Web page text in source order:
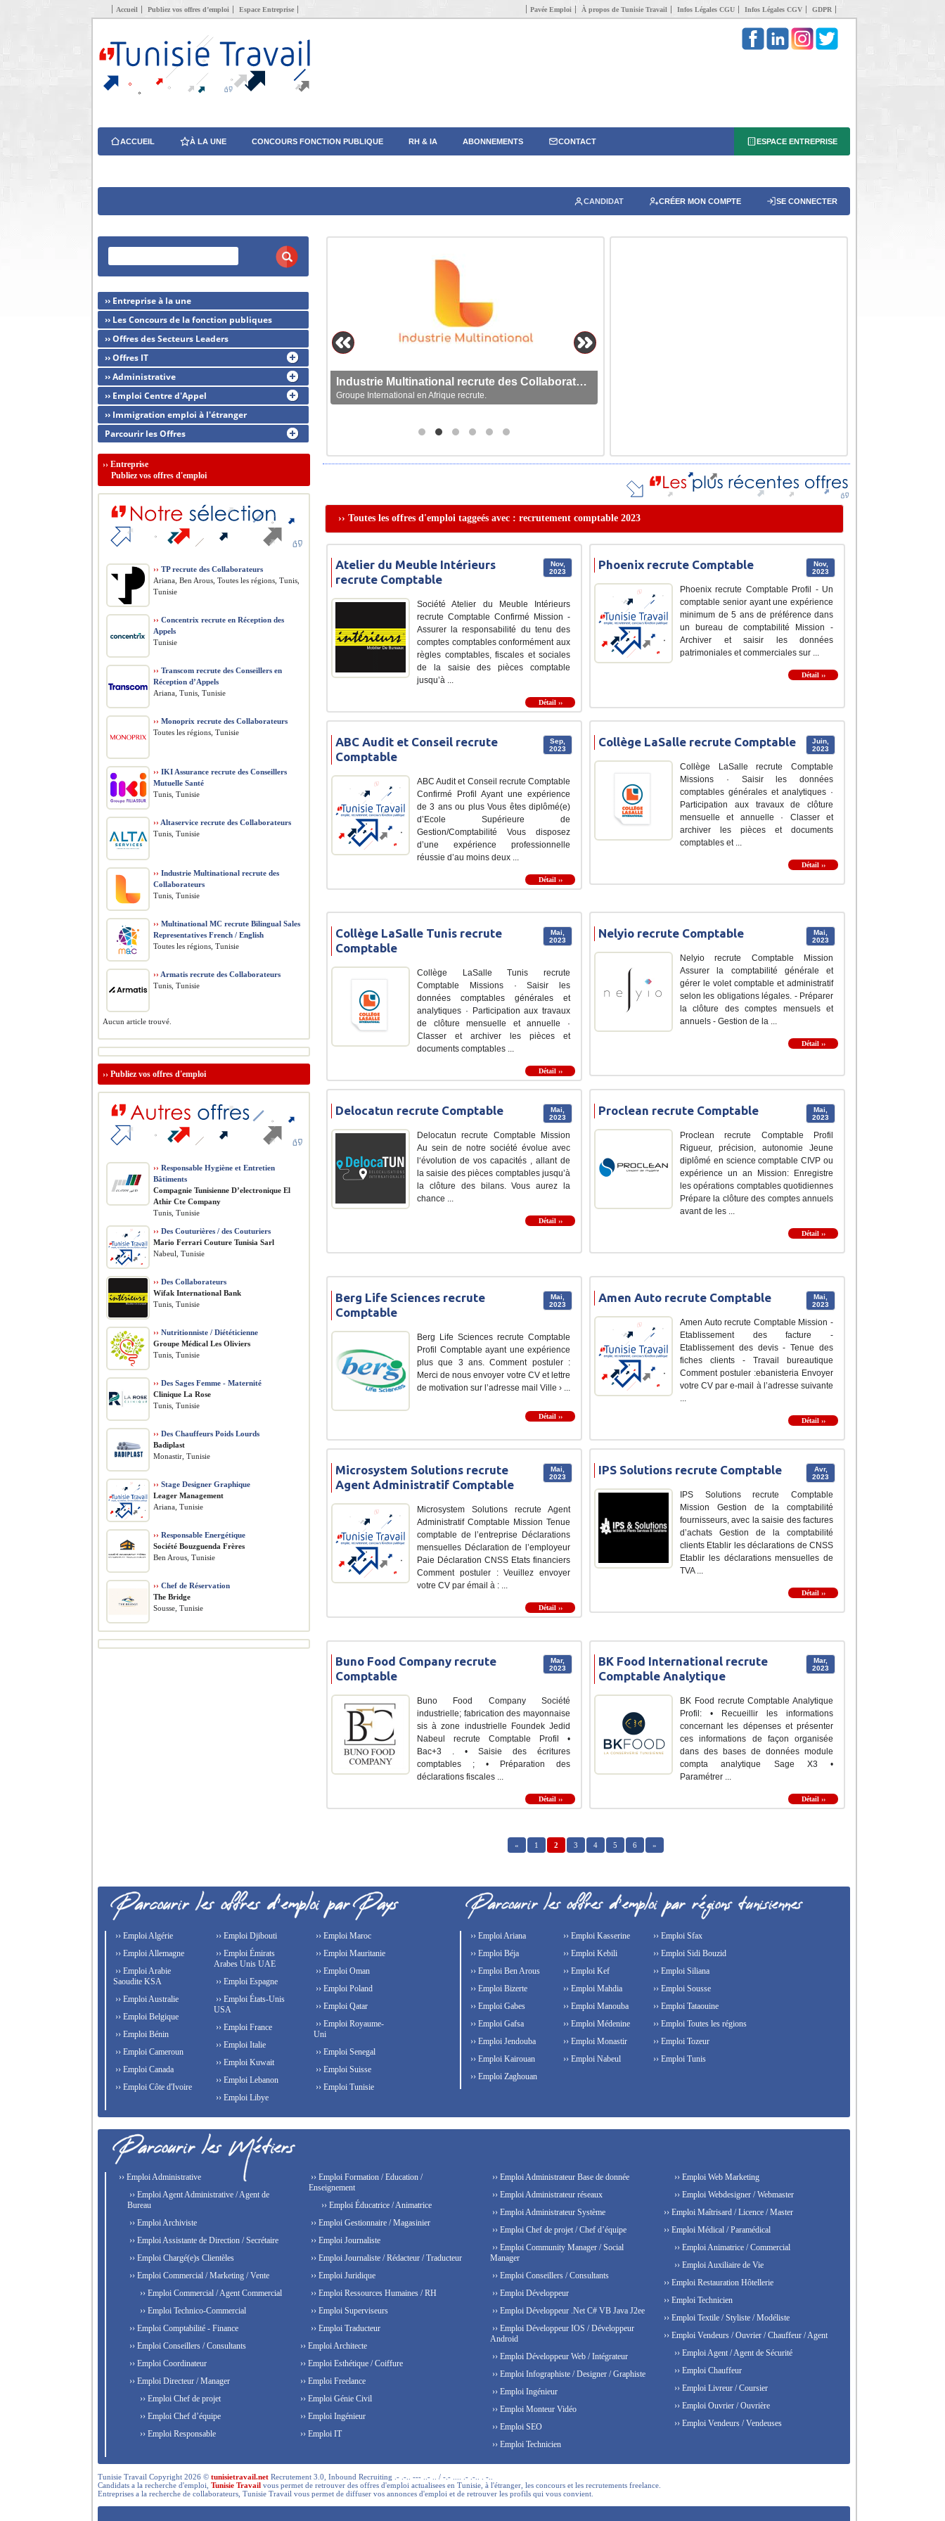
Accueil Publiez vos offres d’emploi Espace Entreprise Pavée Emploi À propos de Tunisie Travail Infos Légales CGU Infos Légales CGV GDPR
ACCUEIL À LA UNE CONCOURS FONCTION PUBLIQUE RH & IA ABONNEMENTS CONTACT ESPACE ENTREPRISE
CANDIDAT CRÉER MON COMPTE SE CONNECTER
Industrie Multinational recrute des Collaborateurs
Groupe International en Afrique recrute.
›› Toutes les offres d'emploi taggeés avec : recrutement comptable 2023
Nov,
2023
Atelier du Meuble Intérieurs
recrute Comptable
Société Atelier du Meuble Intérieurs
recrute Comptable Confirmé Mission -
Assurer la responsabilité du tenu des
comptes comptables conformément aux
règles comptables, fiscales et sociales
de la saisie des pièces comptable
jusqu’à ...
Détail ››
Nov,
2023
Phoenix recrute Comptable
Phoenix recrute Comptable Profil - Un
comptable senior ayant une expérience
minimum de 5 ans de préférence dans
un bureau de comptabilité Mission -
Archiver et saisir les données
patrimoniales et commerciales sur ...
Détail ››
Sep,
2023
ABC Audit et Conseil recrute
Comptable
ABC Audit et Conseil recrute Comptable
Confirmé Profil Ayant une expérience
de 3 ans ou plus Vous êtes diplômé(e)
d’Ecole Supérieure de
Gestion/Comptabilité Vous disposez
d’une expérience professionnelle
réussie d’au moins deux ...
Détail ››
Juin,
2023
Collège LaSalle recrute Comptable
Collège LaSalle recrute Comptable
Missions · Saisir les données
comptables générales et analytiques ·
Participation aux travaux de clôture
mensuelle et annuelle · Classer et
archiver les pièces et documents
comptables et ...
Détail ››
Mai,
2023
Collège LaSalle Tunis recrute
Comptable
Collège LaSalle Tunis recrute
Comptable Missions · Saisir les
données comptables générales et
analytiques · Participation aux travaux
de clôture mensuelle et annuelle ·
Classer et archiver les pièces et
documents comptables ...
Détail ››
Mai,
2023
Nelyio recrute Comptable
Nelyio recrute Comptable Mission
Assurer la comptabilité générale et
gérer le volet comptable et administratif
selon les obligations légales. - Préparer
la clôture des comptes mensuels et
annuels - Gestion de la ...
Détail ››
Mai,
2023
Delocatun recrute Comptable
Delocatun recrute Comptable Mission
Au sein de notre société évolue avec
l‘évolution de vos capacités , allant de
la saisie des pièces comptables jusqu’à
la clôture des bilans. Vous aurez la
chance ...
Détail ››
Mai,
2023
Proclean recrute Comptable
Proclean recrute Comptable Profil
Rigueur, précision, autonomie Jeune
diplômé en science comptable CIVP ou
expérience un an Mission: Enregistre
les opérations comptables quotidiennes
Prépare la clôture des comptes annuels
avant de les ...
Détail ››
Mai,
2023
Berg Life Sciences recrute
Comptable
Berg Life Sciences recrute Comptable
Profil Comptable ayant une expérience
plus que 3 ans. Comment postuler :
Merci de nous envoyer votre CV et lettre
de motivation sur l’adresse mail Ville › ...
Détail ››
Mai,
2023
Amen Auto recrute Comptable
Amen Auto recrute Comptable Mission -
Etablissement des facture -
Etablissement des devis - Tenue des
fiches clients - Travail bureautique
Comment postuler :ebanisteria Envoyer
votre CV par e-mail à l’adresse suivante
Détail ››
Mai,
2023
Microsystem Solutions recrute
Agent Administratif Comptable
Microsystem Solutions recrute Agent
Administratif Comptable Mission Tenue
comptable de l’entreprise Déclarations
mensuelles Déclaration de l’employeur
Paie Déclaration CNSS Etats financiers
Comment postuler : Veuillez envoyer
votre CV par émail à : ...
Détail ››
Avr,
2023
IPS Solutions recrute Comptable
IPS Solutions recrute Comptable
Mission Gestion de la comptabilité
fournisseurs, avec la saisie des factures
d’achats Gestion de la comptabilité
clients Etablir les déclarations de CNSS
Etablir les déclarations mensuelles de
TVA ...
Détail ››
Mar,
2023
Buno Food Company recrute
Comptable
Buno Food Company Société
industrielle; fabrication des mayonnaise
sis à zone industrielle Foundek Jedid
Nabeul recrute Comptable Profil •
Bac+3 . • Saisie des écritures
comptables ; • Préparation des
déclarations fiscales ...
Détail ››
Mar,
2023
BK Food International recrute
Comptable Analytique
BK Food recrute Comptable Analytique
Profil: • Recueillir les informations
concernant les dépenses et présenter
ces informations de façon organisée
dans des bases de données module
compta analytique Sage X3 •
Paramétrer ...
Détail ››
« 1 2 3 4 5 6 »
›› Entreprise à la une
›› Les Concours de la fonction publiques
›› Offres des Secteurs Leaders
›› Offres IT
›› Administrative
›› Emploi Centre d'Appel
›› Immigration emploi à l'étranger
Parcourir les Offres
›› Entreprise
Publiez vos offres d'emploi
›› TP recrute des Collaborateurs
Ariana, Ben Arous, Toutes les régions, Tunis,
Tunisie
›› Concentrix recrute en Réception des
Appels
Tunisie
›› Transcom recrute des Conseillers en
Réception d’Appels
Ariana, Tunis, Tunisie
›› Monoprix recrute des Collaborateurs
Toutes les régions, Tunisie
›› IKI Assurance recrute des Conseillers
Mutuelle Santé
Tunis, Tunisie
›› Altaservice recrute des Collaborateurs
Tunis, Tunisie
›› Industrie Multinational recrute des
Collaborateurs
Tunis, Tunisie
›› Multinational MC recrute Bilingual Sales
Representatives French / English
Toutes les régions, Tunisie
›› Armatis recrute des Collaborateurs
Tunis, Tunisie
Aucun article trouvé.
›› Publiez vos offres d'emploi
›› Responsable Hygiène et Entretien
Bâtiments
Compagnie Tunisienne D’electronique El
Athir Cte Company
Tunis, Tunisie
›› Des Couturières / des Couturiers
Mario Ferrari Couture Tunisia Sarl
Nabeul, Tunisie
›› Des Collaborateurs
Wifak International Bank
Tunis, Tunisie
›› Nutritionniste / Diététicienne
Groupe Médical Les Oliviers
Tunis, Tunisie
›› Des Sages Femme - Maternité
Clinique La Rose
Tunis, Tunisie
›› Des Chauffeurs Poids Lourds
Badiplast
Monastir, Tunisie
›› Stage Designer Graphique
Leager Management
Ariana, Tunisie
›› Responsable Energétique
Société Bouzguenda Frères
Ben Arous, Tunisie
›› Chef de Réservation
The Bridge
Sousse, Tunisie
›› Emploi Algérie
›› Emploi Allemagne
›› Emploi Arabie
Saoudite KSA
›› Emploi Australie
›› Emploi Belgique
›› Emploi Bénin
›› Emploi Cameroun
›› Emploi Canada
›› Emploi Côte d'Ivoire
›› Emploi Djibouti
›› Emploi Émirats
Arabes Unis UAE
›› Emploi Espagne
›› Emploi États-Unis
USA
›› Emploi France
›› Emploi Italie
›› Emploi Kuwait
›› Emploi Lebanon
›› Emploi Libye
›› Emploi Maroc
›› Emploi Mauritanie
›› Emploi Oman
›› Emploi Poland
›› Emploi Qatar
›› Emploi Royaume-
Uni
›› Emploi Senegal
›› Emploi Suisse
›› Emploi Tunisie
›› Emploi Ariana
›› Emploi Béja
›› Emploi Ben Arous
›› Emploi Bizerte
›› Emploi Gabes
›› Emploi Gafsa
›› Emploi Jendouba
›› Emploi Kairouan
›› Emploi Kasserine
›› Emploi Kebili
›› Emploi Kef
›› Emploi Mahdia
›› Emploi Manouba
›› Emploi Médenine
›› Emploi Monastir
›› Emploi Nabeul
›› Emploi Sfax
›› Emploi Sidi Bouzid
›› Emploi Siliana
›› Emploi Sousse
›› Emploi Tataouine
›› Emploi Toutes les régions
›› Emploi Tozeur
›› Emploi Tunis
›› Emploi Zaghouan
›› Emploi Administrative
›› Emploi Agent Administrative / Agent de
Bureau
›› Emploi Archiviste
›› Emploi Assistante de Direction / Secrétaire
›› Emploi Chargé(e)s Clientèles
›› Emploi Commercial / Marketing / Vente
›› Emploi Commercial / Agent Commercial
›› Emploi Technico-Commercial
›› Emploi Comptabilité - Finance
›› Emploi Conseillers / Consultants
›› Emploi Coordinateur
›› Emploi Directeur / Manager
›› Emploi Chef de projet
›› Emploi Chef d’équipe
›› Emploi Responsable
›› Emploi Formation / Education /
Enseignement
›› Emploi Éducatrice / Animatrice
›› Emploi Gestionnaire / Magasinier
›› Emploi Journaliste
›› Emploi Journaliste / Rédacteur / Traducteur
›› Emploi Juridique
›› Emploi Ressources Humaines / RH
›› Emploi Superviseurs
›› Emploi Traducteur
›› Emploi Architecte
›› Emploi Esthétique / Coiffure
›› Emploi Freelance
›› Emploi Génie Civil
›› Emploi Ingénieur
›› Emploi IT
›› Emploi Administrateur Base de donnée
›› Emploi Administrateur réseaux
›› Emploi Administrateur Système
›› Emploi Chef de projet / Chef d’équipe
›› Emploi Community Manager / Social
Manager
›› Emploi Conseillers / Consultants
›› Emploi Développeur
›› Emploi Développeur .Net C# VB Java J2ee
›› Emploi Développeur IOS / Développeur
Android
›› Emploi Développeur Web / Intégrateur
›› Emploi Infographiste / Designer / Graphiste
›› Emploi Ingénieur
›› Emploi Monteur Vidéo
›› Emploi SEO
›› Emploi Technicien
›› Emploi Web Marketing
›› Emploi Webdesigner / Webmaster
›› Emploi Maîtrisard / Licence / Master
›› Emploi Médical / Paramédical
›› Emploi Animatrice / Commercial
›› Emploi Auxiliaire de Vie
›› Emploi Restauration Hôtellerie
›› Emploi Technicien
›› Emploi Textile / Styliste / Modéliste
›› Emploi Vendeurs / Ouvrier / Chauffeur / Agent
›› Emploi Agent / Agent de Sécurité
›› Emploi Chauffeur
›› Emploi Livreur / Coursier
›› Emploi Ouvrier / Ouvrière
›› Emploi Vendeurs / Vendeuses
Tunisie Travail Copyright 2026 © tunisietravail.net Recrutement 3.0, Inbound Recruiting .- .-.. --- ..- .. / -.- .... .- .-.. . -..
Candidats a la recherche d'emploi, Tunisie Travail vous permet de retrouver des offres d'emploi actualisees en Tunisie, à l'étranger, les concours et les recrutements freelance.
Entreprises a la recherche de collaborateurs, Tunisie Travail vous permet de diffuser vos annonces d'emploi et de retrouver les profils qui vous convient.